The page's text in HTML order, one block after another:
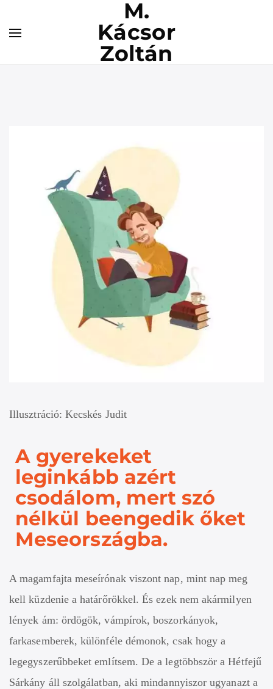
M.
Kácsor
Zoltán
Illusztráció: Kecskés Judit
A gyerekeket
leginkább azért
csodálom, mert szó
nélkül beengedik őket
Meseországba.
A magamfajta meseírónak viszont nap, mint nap meg
kell küzdenie a határőrökkel. És ezek nem akármilyen
lények ám: ördögök, vámpírok, boszorkányok,
farkasemberek, különféle démonok, csak hogy a
legegyszerűbbeket említsem. De a legtöbbször a Hétfejű
Sárkány áll szolgálatban, aki mindannyiszor ugyanazt a